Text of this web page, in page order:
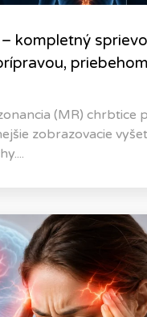
kompletný
(MR) chrbtice
zobrazovacie